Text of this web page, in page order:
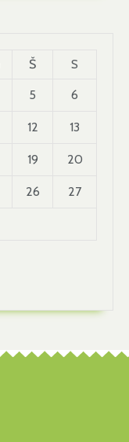
Š S
5 6
12 13
19 20
26 27